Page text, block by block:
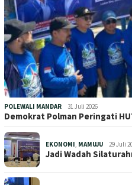
POLEWALI MANDAR 31 Juli 2026
Demokrat Polman Peringati
EKONOMI, MAMUJU 29 Juli
Jadi Wadah